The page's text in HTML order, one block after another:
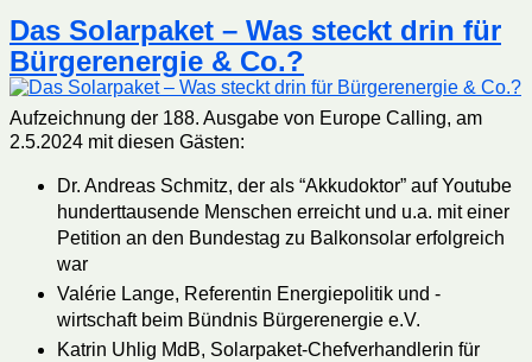
Das Solarpaket – Was steckt drin für
Bürgerenergie & Co.?
Aufzeichnung der 188. Ausgabe von Europe Calling, am
2.5.2024 mit diesen Gästen:
Dr. Andreas Schmitz, der als “Akkudoktor” auf Youtube
hunderttausende Menschen erreicht und u.a. mit einer
Petition an den Bundestag zu Balkonsolar erfolgreich
war
Valérie Lange, Referentin Energiepolitik und -
wirtschaft beim Bündnis Bürgerenergie e.V.
Katrin Uhlig MdB, Solarpaket-Chefverhandlerin für